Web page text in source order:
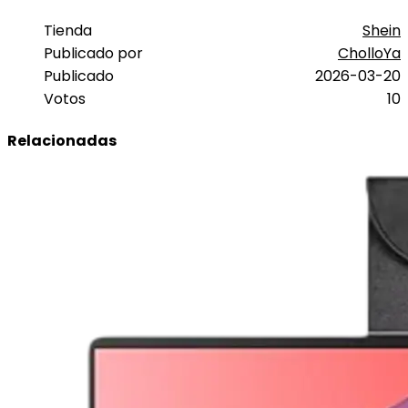
Tienda
Shein
Publicado por
CholloYa
Publicado
2026-03-20
Votos
10
Relacionadas